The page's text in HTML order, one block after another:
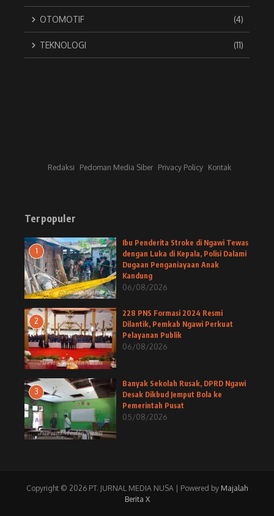
OTOMOTIF (4)
TEKNOLOGI (11)
Redaksi Pedoman Media Siber Privacy Policy Kontak
Terpopuler
1
Ibu Penderita Stroke di Ngawi Tewas
dengan Luka di Kepala, Polisi Dalami
Dugaan Penganiayaan Anak
Kandung
06/08/2026
2
228 PNS Formasi 2024 Resmi
Dilantik, Pemkab Ngawi Perkuat
Pelayanan Publik
06/08/2026
3
Banyak Sekolah Rusak, DPRD Ngawi
Desak Dikbud Jemput Bola ke
Pemerintah Pusat
05/08/2026
Copyright © 2026 PT. JURNAL MEDIA NUSA | Powered by Majalah
Berita X